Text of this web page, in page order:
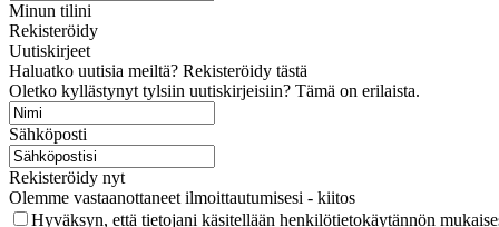
Minun tilini
Rekisteröidy
Uutiskirjeet
Haluatko uutisia meiltä? Rekisteröidy tästä
Oletko kyllästynyt tylsiin uutiskirjeisiin? Tämä on erilaista.
Sähköposti
Rekisteröidy nyt
Olemme vastaanottaneet ilmoittautumisesi - kiitos
Hyväksyn, että tietojani käsitellään henkilötietokäytännön